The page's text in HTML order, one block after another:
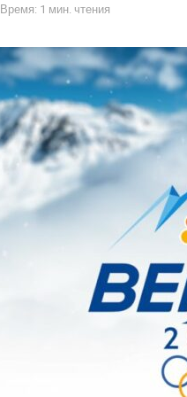
Время: 1 мин. чтения